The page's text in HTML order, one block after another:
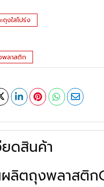
งใสโปร่ง
พลาสติก
ยดสินค้า
ผลิตถุงพลาสติก